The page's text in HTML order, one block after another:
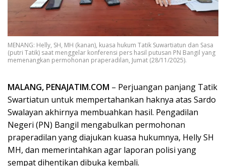
MENANG: Helly, SH, MH (kanan), kuasa hukum Tatik Suwartiatun dan Sasa
(putri Tatik) saat menggelar konferensi pers hasil putusan PN Bangil yang
memenangkan permohonan praperadilan, Jumat (28/11/2025).
MALANG, PENAJATIM.COM – Perjuangan panjang Tatik
Swartiatun untuk mempertahankan haknya atas Sardo
Swalayan akhirnya membuahkan hasil. Pengadilan
Negeri (PN) Bangil mengabulkan permohonan
praperadilan yang diajukan kuasa hukumnya, Helly SH
MH, dan memerintahkan agar laporan polisi yang
sempat dihentikan dibuka kembali.